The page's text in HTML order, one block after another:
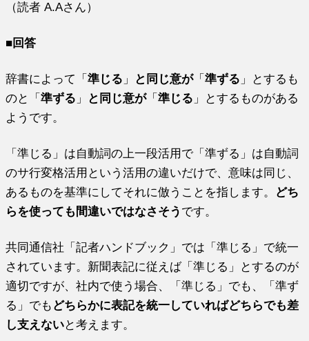
（読者 A.Aさん）
■回答
辞書によって「準じる 」 と同じ意が「準ずる 」とするも
のと「準ずる 」 と同じ意が「準じる 」とするものがある
ようです。
「準じる」は自動詞の上一段活用で「準ずる」は自動詞
のサ行変格活用という活用の違いだけで、意味は同じ、
あるものを基準にしてそれに倣うことを指します。 どち
らを使っても間違いではなさそう です。
共同通信社「記者ハンドブック」では「準じる」で統一
されています。新聞表記に従えば「準じる」とするのが
適切ですが、社内で使う場合、「準じる」でも、「準ず
る」でも どちらかに表記を統一していればどちらでも差
し支えないと考えます。